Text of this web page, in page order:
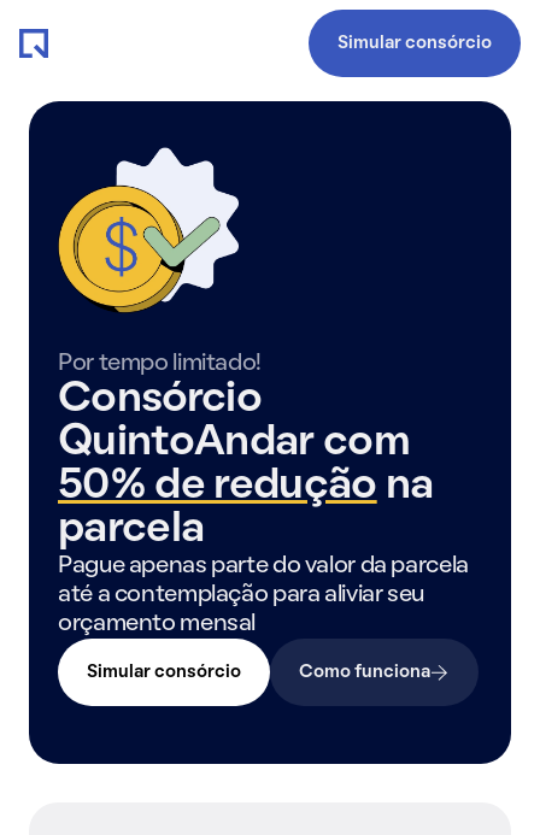
Simular consórcio
Por tempo limitado!
Consórcio
QuintoAndar com
50% de redução na
parcela
Pague apenas parte do valor da parcela
até a contemplação para aliviar seu
orçamento mensal
Simular consórcio Como funciona